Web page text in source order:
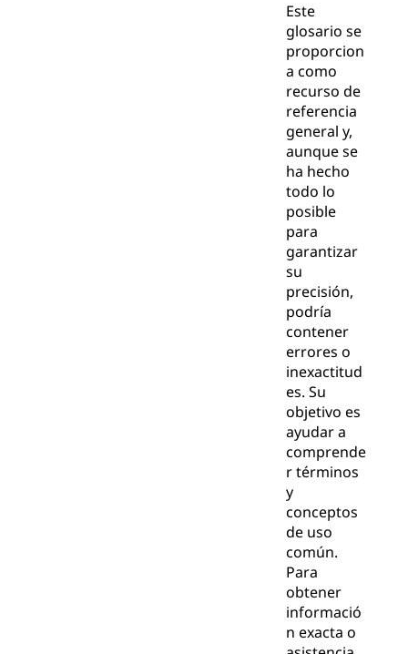
Este
glosario se
proporcion
a como
recurso de
referencia
general y,
aunque se
ha hecho
todo lo
posible
para
garantizar
su
precisión,
podría
contener
errores o
inexactitud
es. Su
objetivo es
ayudar a
comprende
r términos
y
conceptos
de uso
común.
Para
obtener
informació
n exacta o